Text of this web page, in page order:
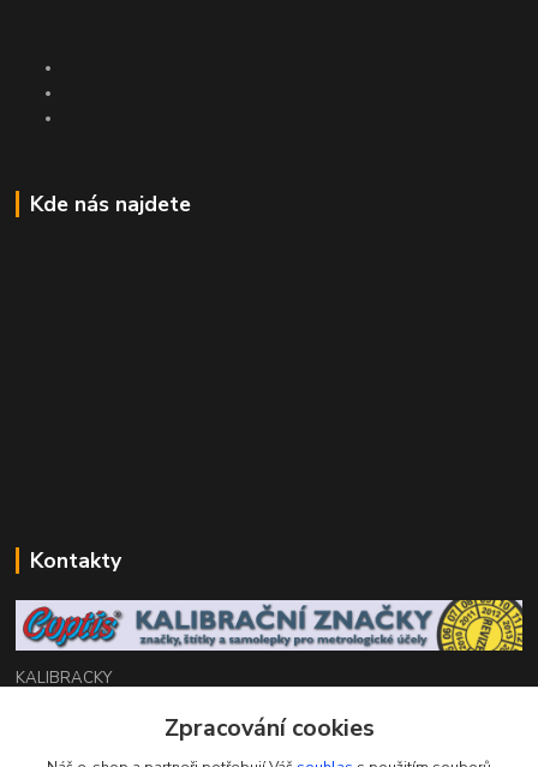
Kde nás najdete
Kontakty
KALIBRACKY
Zákaznická podpora eshop
+420 770 666 450
Zpracování cookies